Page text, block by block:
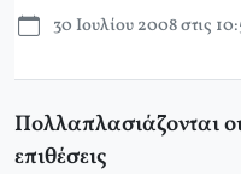
30 Ιουλίου 2008 στις
Πολλαπλασιάζονται
επιθέσεις